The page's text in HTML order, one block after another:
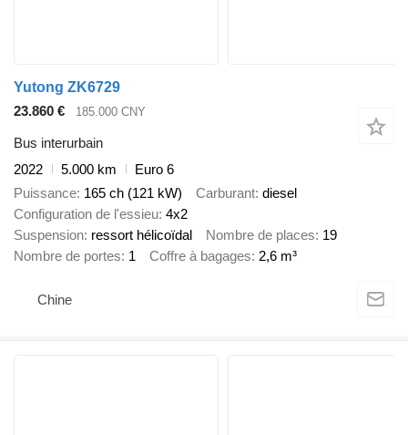
Yutong ZK6729
23.860 €
185.000 CNY
Bus interurbain
2022
5.000 km
Euro 6
Puissance 165 ch (121 kW) Carburant diesel
Configuration de l'essieu 4x2
Suspension ressort hélicoïdal Nombre de places 19
Nombre de portes 1 Coffre à bagages 2,6 m³
Chine